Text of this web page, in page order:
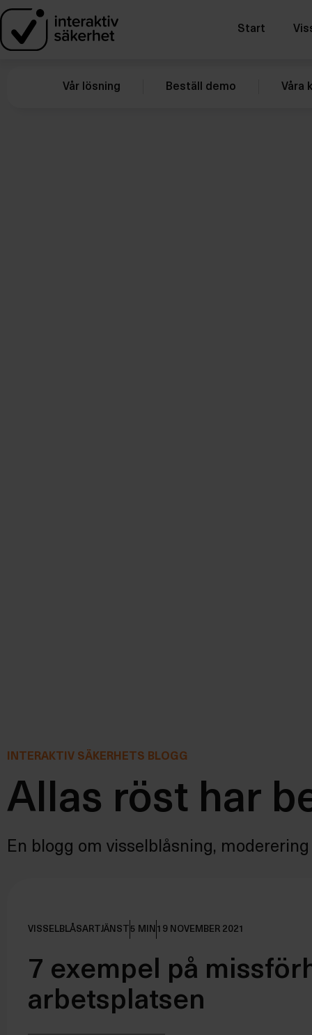
Start
Vår lösning Beställ demo Våra
INTERAKTIV SÄKERHETS BLOGG
Allas röst har
En blogg om visselblåsning,
VISSELBLÅSARTJÄNST 5 MIN 19 NOVEMBER 2021
7 exempel på
arbetsplatsen